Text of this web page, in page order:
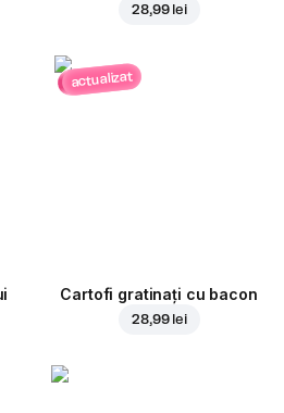
28,99 lei
actualizat
Cartofi gratinați cu bacon
28,99 lei